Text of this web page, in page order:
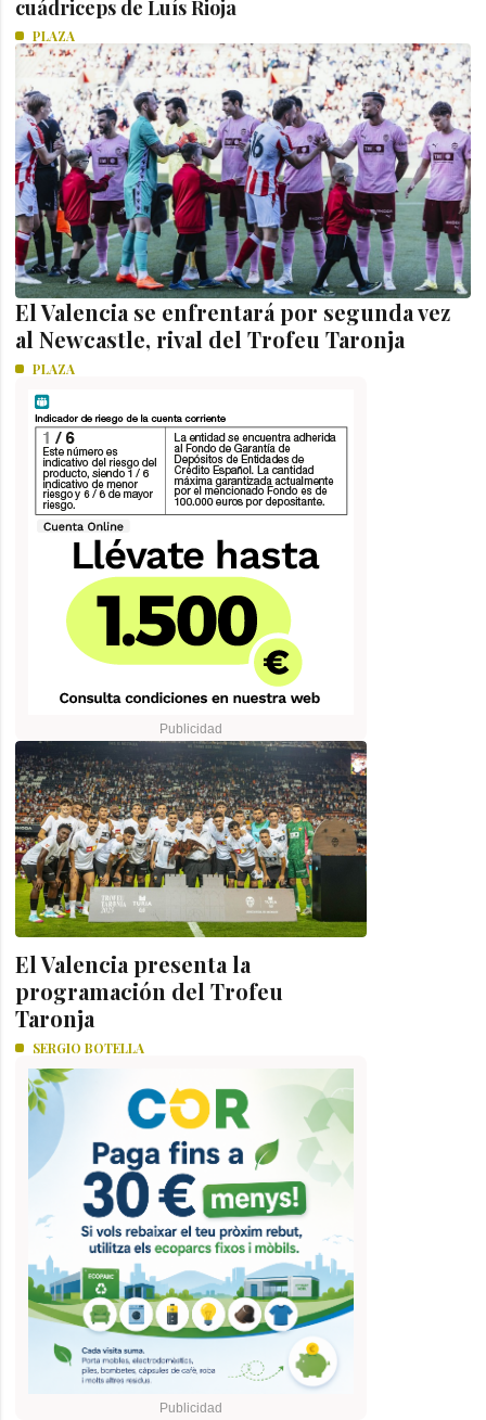
El Valencia presenta la
programación del Trofeu
Taronja
SERGIO BOTELLA
cuádriceps de Luís Rioja
PLAZA
El Valencia se enfrentará por segunda vez
al Newcastle, rival del Trofeu Taronja
PLAZA